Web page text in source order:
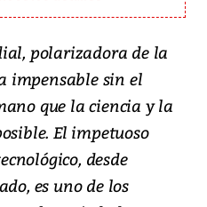
polarizadora de la
impensable sin el
que la ciencia y la
El impetuoso
desde
es uno de los